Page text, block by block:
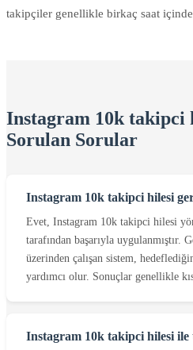
takipçiler genellikle birkaç saat içinde
Instagram 10k takipci
Sorulan Sorular
Instagram 10k takipci hilesi
Evet, Instagram 10k takipci hilesi
tarafından başarıyla uygulanmıştır.
üzerinden çalışan sistem,
yardımcı olur. Sonuçlar genellikle
Instagram 10k takipci hilesi ile